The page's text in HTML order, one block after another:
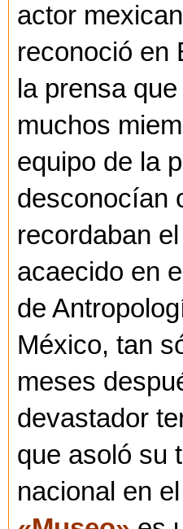
actor
reconoció en
la prensa
muchos
equipo de la
desconocían
recordaban
acaecido en
de
México, tan
meses
devastador
que asoló su
nacional en